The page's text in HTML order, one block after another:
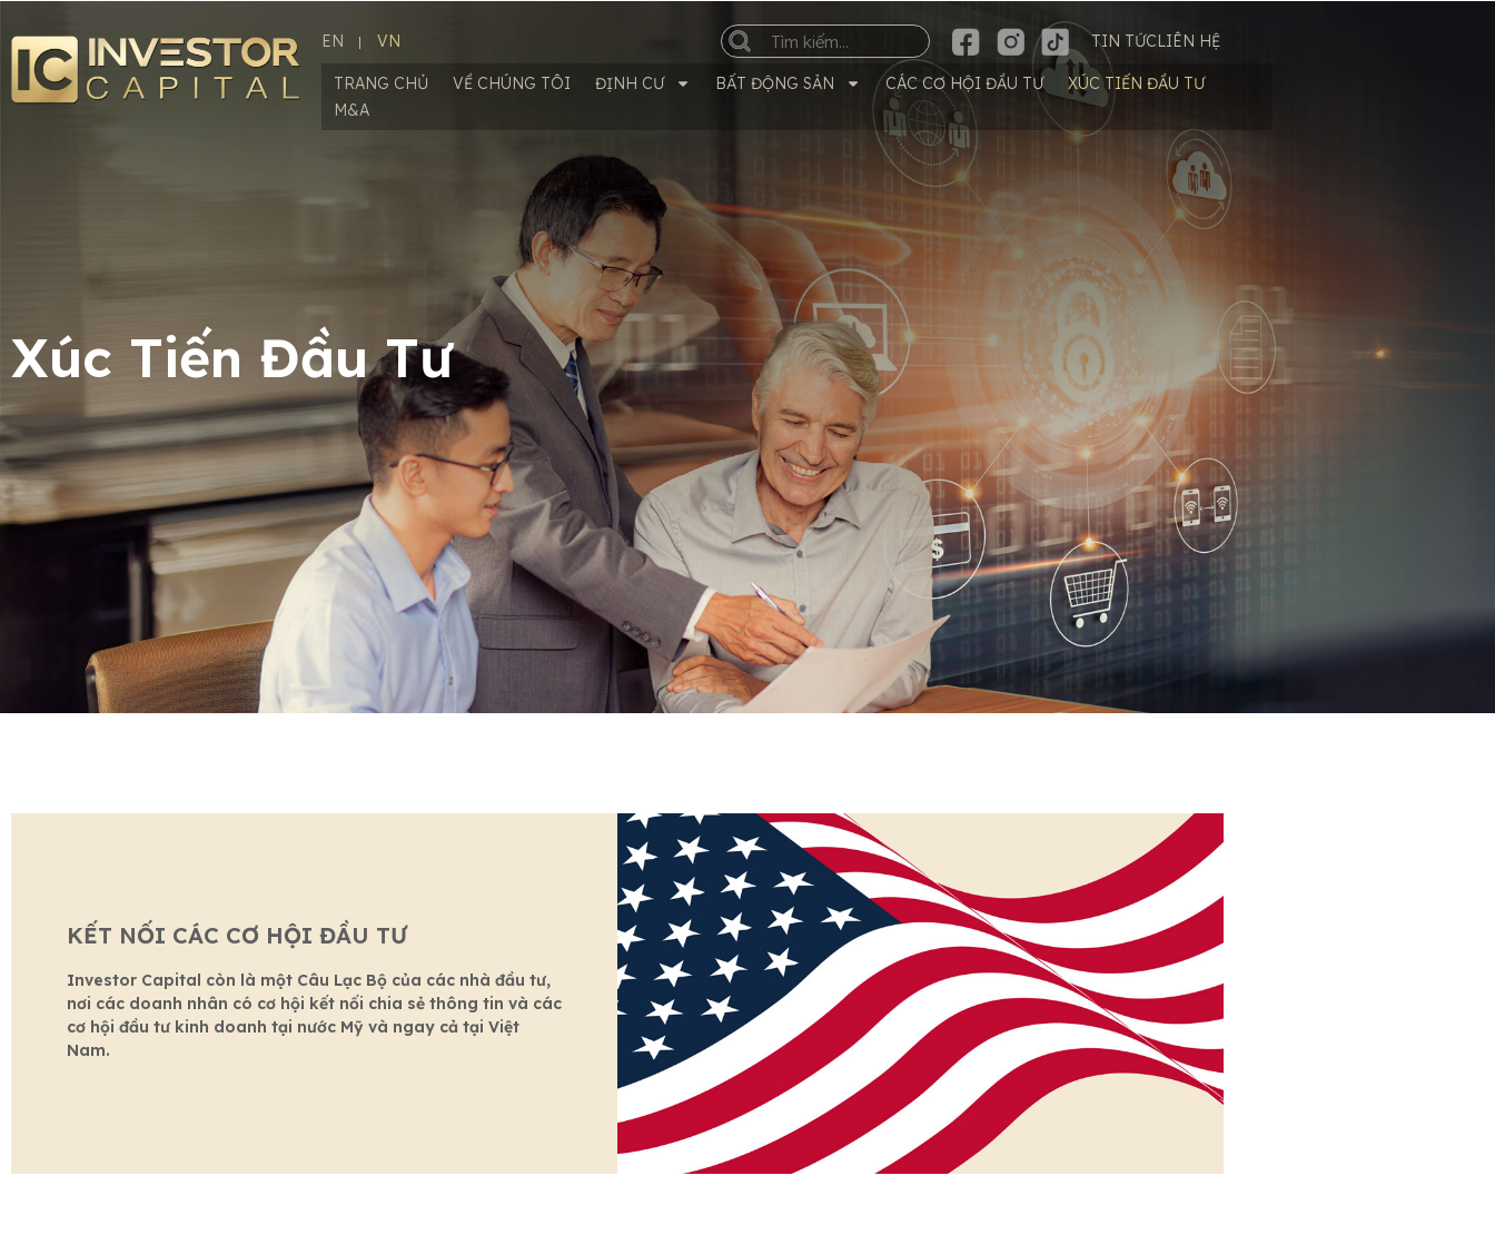
EN VN TIN TỨCLIÊN HỆ
TRANG CHỦ VỀ CHÚNG TÔI ĐỊNH CƯ BẤT ĐỘNG SẢN CÁC CƠ HỘI ĐẦU TƯ
XÚC TIẾN ĐẦU TƯ
M&A
Xúc Tiến Đầu Tư
KẾT NỐI CÁC CƠ HỘI ĐẦU TƯ
Investor Capital còn là một Câu Lạc Bộ của các nhà đầu tư,
nơi các doanh nhân có cơ hội kết nối chia sẻ thông tin và các
cơ hội đầu tư kinh doanh tại nước Mỹ và ngay cả tại Việt
Nam.